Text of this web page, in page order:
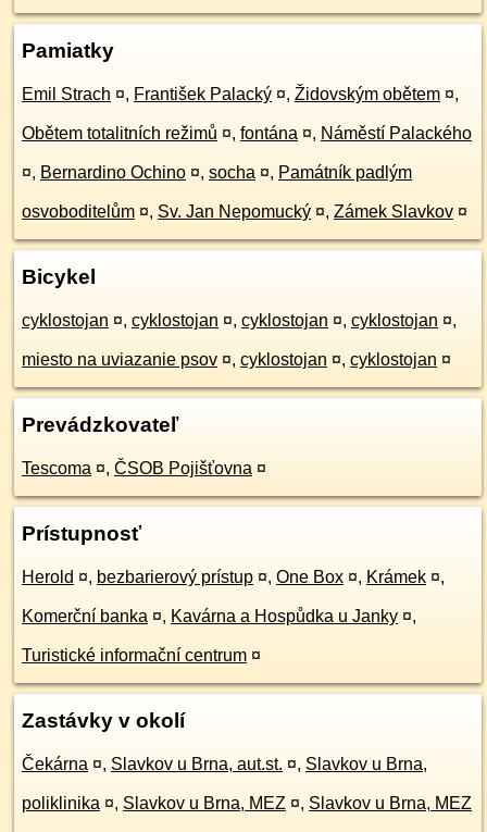
Pamiatky
Emil Strach ¤, František Palacký ¤, Židovským obětem ¤,
Obětem totalitních režimů ¤, fontána ¤, Náměstí Palackého
¤, Bernardino Ochino ¤, socha ¤, Památník padlým
osvoboditelům ¤, Sv. Jan Nepomucký ¤, Zámek Slavkov ¤
Bicykel
cyklostojan ¤, cyklostojan ¤, cyklostojan ¤, cyklostojan ¤,
miesto na uviazanie psov ¤, cyklostojan ¤, cyklostojan ¤
Prevádzkovateľ
Tescoma ¤, ČSOB Pojišťovna ¤
Prístupnosť
Herold ¤, bezbarierový prístup ¤, One Box ¤, Krámek ¤,
Komerční banka ¤, Kavárna a Hospůdka u Janky ¤,
Turistické informační centrum ¤
Zastávky v okolí
Čekárna ¤, Slavkov u Brna, aut.st. ¤, Slavkov u Brna,
poliklinika ¤, Slavkov u Brna, MEZ ¤, Slavkov u Brna, MEZ